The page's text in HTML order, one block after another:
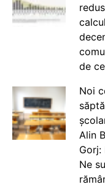
de
Noi
Alin
Ne